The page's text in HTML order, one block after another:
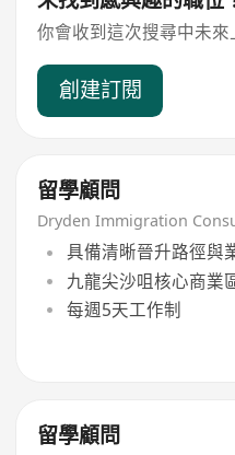
你會收到這次搜尋中未
創建訂閱
留學顧問
具備清晰晉升路徑與
九龍尖沙咀核心商業
每週5天工作制
留學顧問